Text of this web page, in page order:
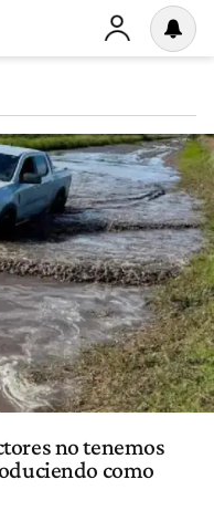
no tenemos
como